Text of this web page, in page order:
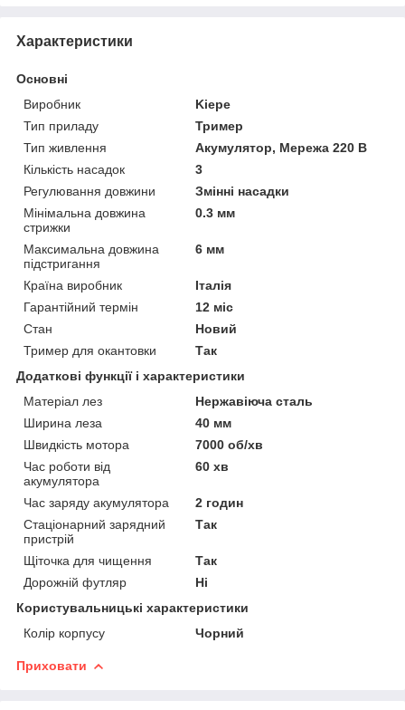
Характеристики
Основні
Виробник
Kiepe
Тип приладу
Тример
Тип живлення
Акумулятор, Мережа 220 В
Кількість насадок
3
Регулювання довжини
Змінні насадки
Мінімальна довжина
стрижки
0.3 мм
Максимальна довжина
підстригання
6 мм
Країна виробник
Італія
Гарантійний термін
12 міс
Стан
Новий
Тример для окантовки
Так
Додаткові функції і характеристики
Матеріал лез
Нержавіюча сталь
Ширина леза
40 мм
Швидкість мотора
7000 об/хв
Час роботи від
акумулятора
60 хв
Час заряду акумулятора
2 годин
Стаціонарний зарядний
пристрій
Так
Щіточка для чищення
Так
Дорожній футляр
Ні
Користувальницькі характеристики
Колір корпусу
Чорний
Приховати